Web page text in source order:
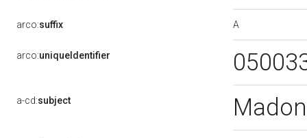
arco:suffix A
arco:uniqueIdentifier
a-cd:subject